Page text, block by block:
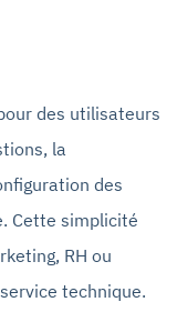
des utilisateurs
la
des
Cette simplicité
RH ou
technique.